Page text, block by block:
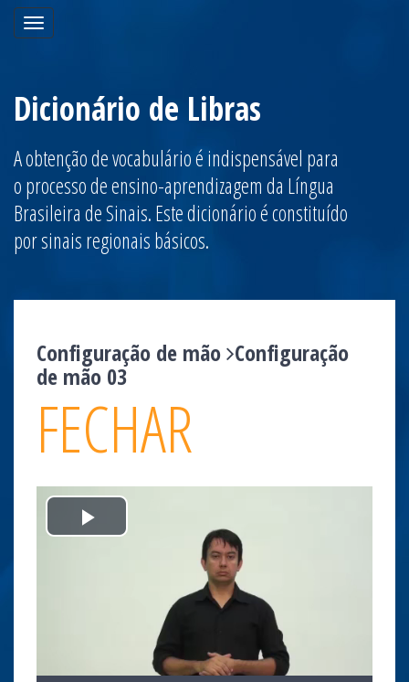
Toggle
navigation
Dicionário de Libras
A obtenção de vocabulário é indispensável para
o processo de ensino-aprendizagem da Língua
Brasileira de Sinais. Este dicionário é constituído
por sinais regionais básicos.
Configuração de mão Configuração
de mão 03
FECHAR
Play